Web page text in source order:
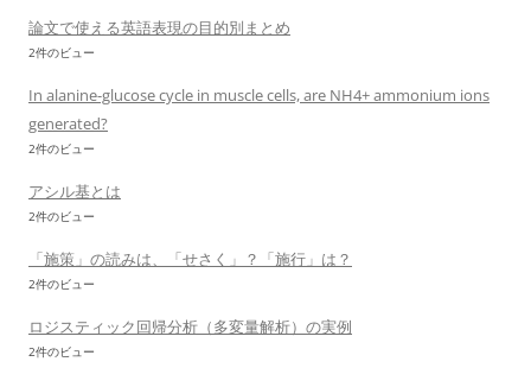
論文で使える英語表現の目的別まとめ
2件のビュー
In alanine-glucose cycle in muscle cells, are NH4+ ammonium ions
generated?
2件のビュー
アシル基とは
2件のビュー
「施策」の読みは、「せさく」？「施行」は？
2件のビュー
ロジスティック回帰分析（多変量解析）の実例
2件のビュー